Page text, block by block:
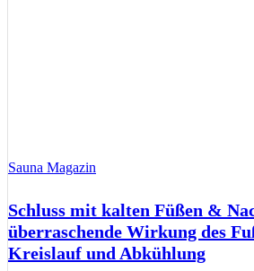
Sauna Magazin
Schluss mit kalten Füßen &
überraschende Wirkung des
Kreislauf und Abkühlung